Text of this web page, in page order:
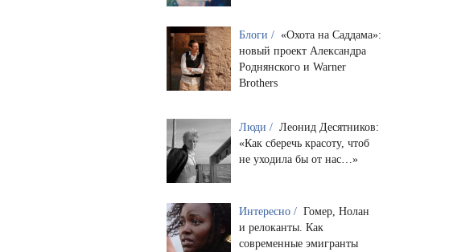
Блоги / «Охота на Саддама»:
новый проект Александра
Роднянского и Warner
Brothers
Люди / Леонид Десятников:
«Как сберечь красоту, чтоб
не уходила бы от нас…»
Интересно / Гомер, Нолан
и релоканты. Как
современные эмигранты